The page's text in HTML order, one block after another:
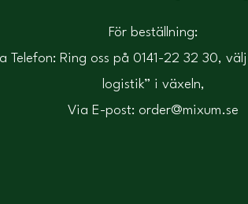
För beställning:
Telefon: Ring oss på 0141-22 32 30,
logistik” i växeln,
Via E-post: order@mixum.se